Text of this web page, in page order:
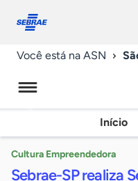
conosco
Você está na ASN
Início
Cultura Empreendedora
Sebrae-SP realiza